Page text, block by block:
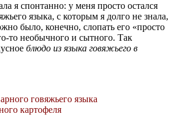
я спонтанно: у меня просто остался
языка, с которым я долго не знала,
было, конечно, слопать его «просто
то необычного и сытного. Так
блюдо из языка говяжьего в
говяжьего языка
картофеля